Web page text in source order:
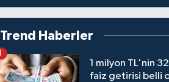
Trend Haberler
1 milyon TL'nin
faiz getirisi belli